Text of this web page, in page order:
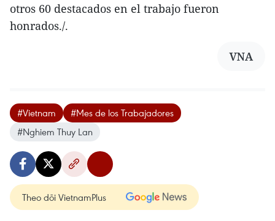
otros 60 destacados en el trabajo fueron
honrados./.
VNA
#Vietnam
#Mes de los Trabajadores
#Nghiem Thuy Lan
Theo dõi VietnamPlus